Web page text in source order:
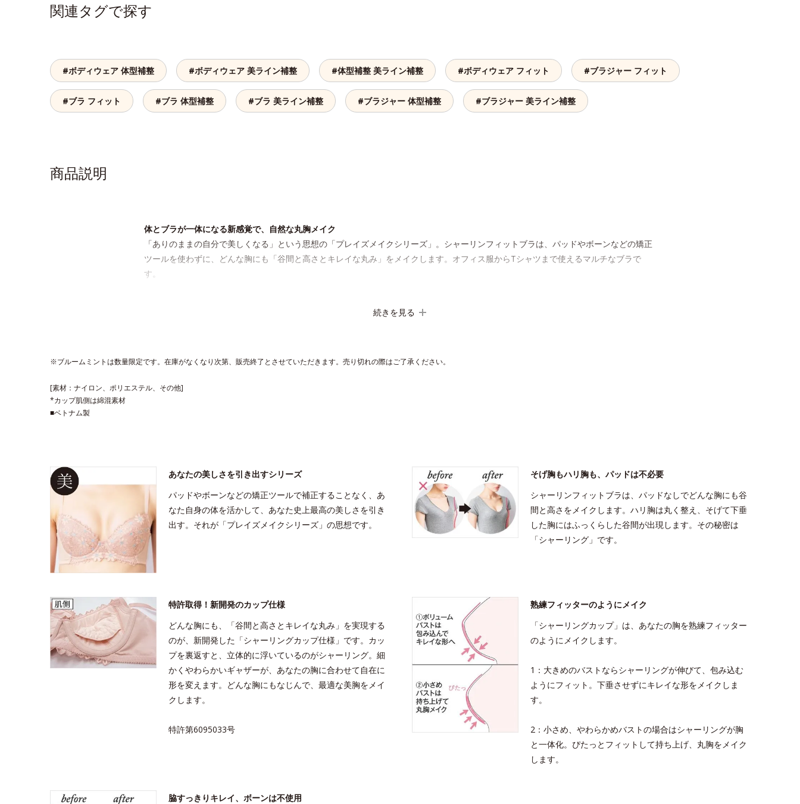
関連タグで探す
#ボディウェア 体型補整 #ボディウェア 美ライン補整 #体型補整 美ライン補整 #ボディウェア フィット #ブラジャー フィット
#ブラ フィット #ブラ 体型補整 #ブラ 美ライン補整 #ブラジャー 体型補整 #ブラジャー 美ライン補整
商品説明
体とブラが一体になる新感覚で、自然な丸胸メイク
「ありのままの自分で美しくなる」という思想の「プレイズメイクシリーズ」。シャーリンフィットブラは、パッドやボーンなどの矯正
ツールを使わずに、どんな胸にも「谷間と高さとキレイな丸み」をメイクします。オフィス服からTシャツまで使えるマルチなブラで
す。
続きを見る
※ブルームミントは数量限定です。在庫がなくなり次第、販売終了とさせていただきます。売り切れの際はご了承ください。
[素材：ナイロン、ポリエステル、その他]
*カップ肌側は綿混素材
■ベトナム製
あなたの美しさを引き出すシリーズ
パッドやボーンなどの矯正ツールで補正することなく、あ
なた自身の体を活かして、あなた史上最高の美しさを引き
出す。それが「プレイズメイクシリーズ」の思想です。
そげ胸もハリ胸も、パッドは不必要
シャーリンフィットブラは、パッドなしでどんな胸にも谷
間と高さをメイクします。ハリ胸は丸く整え、そげて下垂
した胸にはふっくらした谷間が出現します。その秘密は
「シャーリング」です。
特許取得！新開発のカップ仕様
どんな胸にも、「谷間と高さとキレイな丸み」を実現する
のが、新開発した「シャーリングカップ仕様」です。カッ
プを裏返すと、立体的に浮いているのがシャーリング。細
かくやわらかいギャザーが、あなたの胸に合わせて自在に
形を変えます。どんな胸にもなじんで、最適な美胸をメイ
クします。
特許第6095033号
熟練フィッターのようにメイク
「シャーリングカップ」は、あなたの胸を熟練フィッター
のようにメイクします。
1：大きめのバストならシャーリングが伸びて、包み込む
ようにフィット。下垂させずにキレイな形をメイクしま
す。
2：小さめ、やわらかめバストの場合はシャーリングが胸
と一体化。ぴたっとフィットして持ち上げ、丸胸をメイク
します。
脇すっきりキレイ、ボーンは不使用